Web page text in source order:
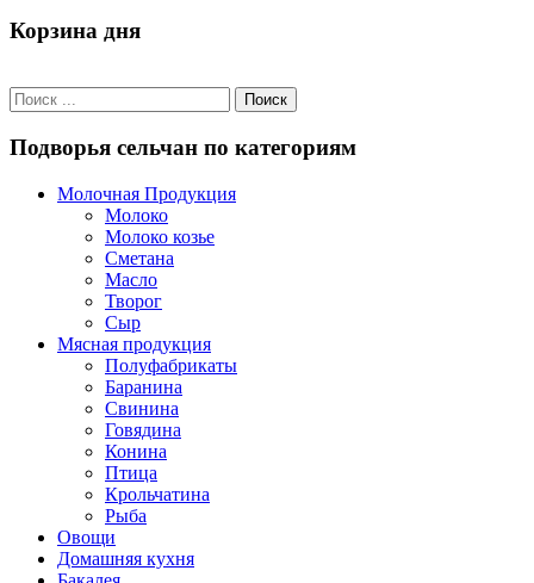
Корзина дня
Подворья сельчан по категориям
Молочная Продукция
Молоко
Молоко козье
Сметана
Масло
Творог
Сыр
Мясная продукция
Полуфабрикаты
Баранина
Свинина
Говядина
Конина
Птица
Крольчатина
Рыба
Овощи
Домашняя кухня